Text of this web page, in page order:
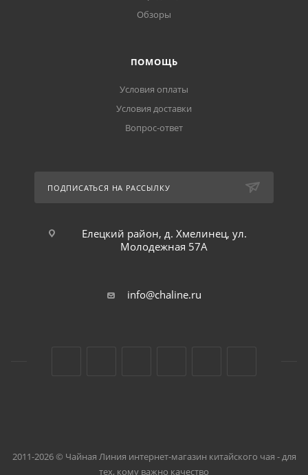
Обзоры
ПОМОЩЬ
Условия оплаты
Условия доставки
Вопрос-ответ
ПОДПИСАТЬСЯ НА РАССЫЛКУ
Елецкий район, д. Хмелинец, ул.
Молодежная 57А
info@chaline.ru
2011-2026 © Чайная Линия интернет-магазин китайского чая - для
тех, кому важно качество